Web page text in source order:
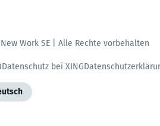
Work SE | Alle Rechte vorbehalten
Datenschutz bei XING